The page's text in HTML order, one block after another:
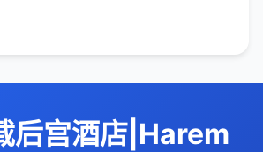
后宫酒店|Harem